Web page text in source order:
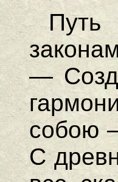
—
собою
С